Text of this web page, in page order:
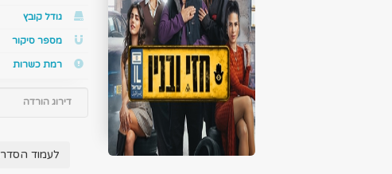
גודל קובץ
מספר סיקור
רמת כשרות
דירוג הורדה
לעמוד